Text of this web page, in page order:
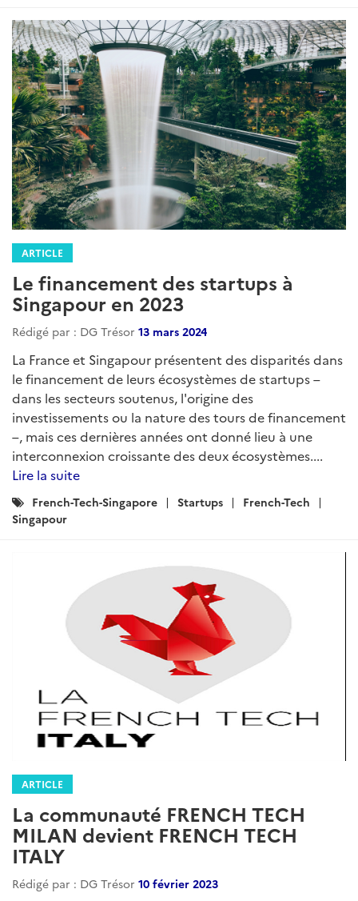
ARTICLE
Le financement des startups à
Singapour en 2023
Rédigé par : DG Trésor 13 mars 2024
La France et Singapour présentent des disparités dans
le financement de leurs écosystèmes de startups –
dans les secteurs soutenus, l'origine des
investissements ou la nature des tours de financement
–, mais ces dernières années ont donné lieu à une
interconnexion croissante des deux écosystèmes....
Lire la suite
Catégories
:
French-Tech-Singapore Startups
French-Tech
Singapour
ARTICLE
La communauté FRENCH TECH
MILAN devient FRENCH TECH
ITALY
Rédigé par : DG Trésor 10 février 2023